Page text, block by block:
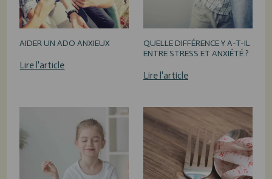
AIDER UN ADO ANXIEUX
Lire l'article
QUELLE DIFFÉRENCE Y A-T-IL
ENTRE STRESS ET ANXIÉTÉ ?
Lire l'article